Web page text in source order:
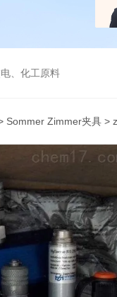
、化工原料
Sommer Zimmer夹具 >